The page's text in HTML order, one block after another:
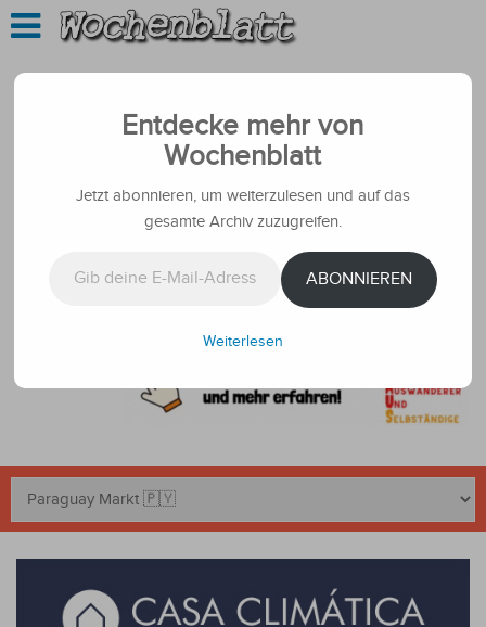
Entdecke mehr von
Wochenblatt
Jetzt abonnieren, um weiterzulesen und auf das
gesamte Archiv zuzugreifen.
ABONNIEREN
Weiterlesen